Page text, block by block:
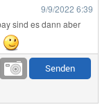
9/9/2022 6:39
sind es dann aber
9/1/20226:17